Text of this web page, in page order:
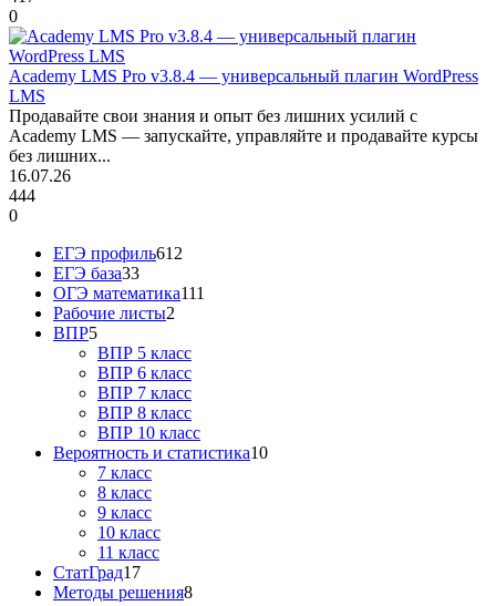
0
Academy LMS Pro v3.8.4 — универсальный плагин WordPress
LMS
Продавайте свои знания и опыт без лишних усилий с
Academy LMS — запускайте, управляйте и продавайте курсы
без лишних...
16.07.26
444
0
ЕГЭ профиль612
ЕГЭ база33
ОГЭ математика111
Рабочие листы2
ВПР5
ВПР 5 класс
ВПР 6 класс
ВПР 7 класс
ВПР 8 класс
ВПР 10 класс
Вероятность и статистика10
7 класс
8 класс
9 класс
10 класс
11 класс
СтатГрад17
Методы решения8